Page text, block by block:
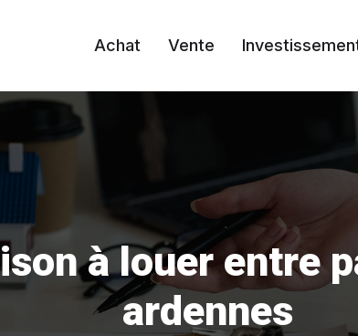
Achat Vente
à louer entre
ardennes